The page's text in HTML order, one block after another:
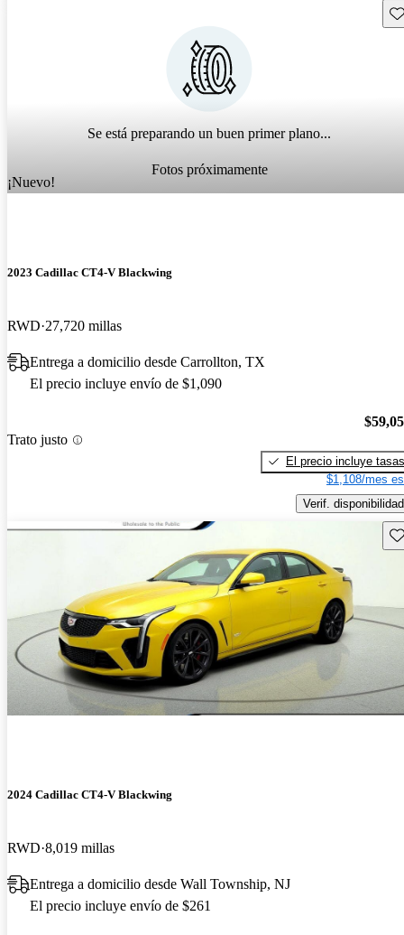
Se está preparando un buen primer plano...
Fotos próximamente
¡Nuevo!
2023 Cadillac CT4-V Blackwing
RWD 27,720 millas
Entrega a domicilio desde Carrollton, TX
El precio incluye envío de $1,090
Trato justo
El precio incluye tasas
$1,108/mes
Verif. disponibilidad
2024 Cadillac CT4-V Blackwing
RWD 8,019 millas
Entrega a domicilio desde Wall Township, NJ
El precio incluye envío de $261